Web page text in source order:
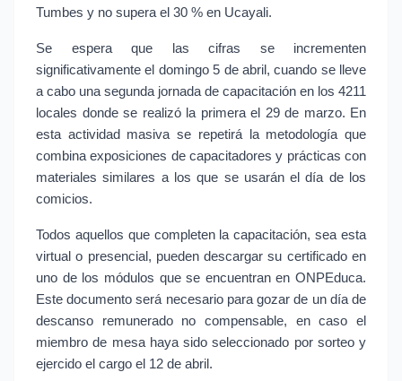
Tumbes y no supera el 30 % en Ucayali.
Se espera que las cifras se incrementen
significativamente el domingo 5 de abril, cuando se lleve
a cabo una segunda jornada de capacitación en los 4211
locales donde se realizó la primera el 29 de marzo. En
esta actividad masiva se repetirá la metodología que
combina exposiciones de capacitadores y prácticas con
materiales similares a los que se usarán el día de los
comicios.
Todos aquellos que completen la capacitación, sea esta
virtual o presencial, pueden descargar su certificado en
uno de los módulos que se encuentran en ONPEduca.
Este documento será necesario para gozar de un día de
descanso remunerado no compensable, en caso el
miembro de mesa haya sido seleccionado por sorteo y
ejercido el cargo el 12 de abril.